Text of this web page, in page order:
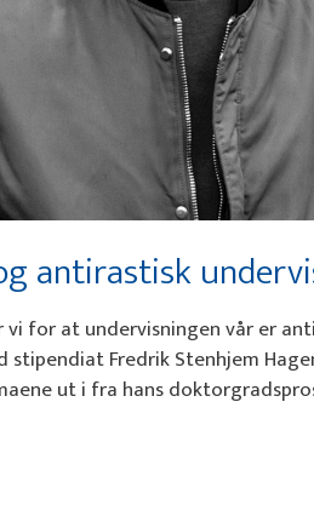
antirastisk
for at undervisningen vår er
Fredrik Stenhjem
ut i fra hans